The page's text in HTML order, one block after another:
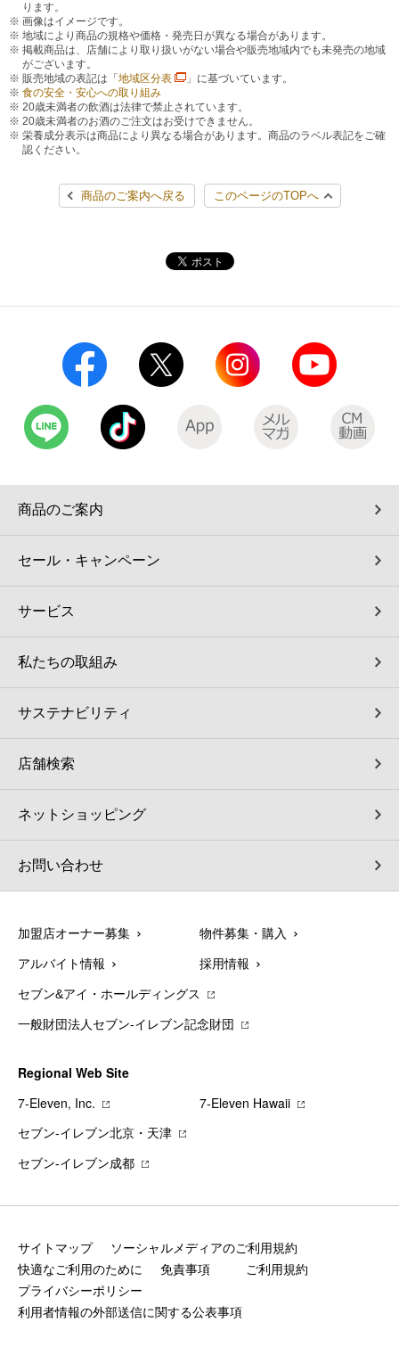
プリペイドサービス
スポーツ振興くじ
行政サービス
スマホプリペイド
レジでApple Accountにチャージ
オンラインフォトサービス
モバイルWi-Fiバッテリーシェアリング（店舗限定）
荷物預かりサービス「ecbocloakエクボクローク」（店舗限定）
JTB
売上高、店舗数推移
セブン‐イレブンの海外事業
データで見るセブン‐イレブン
セブン‐イレブンの「商品力」
サステナビリティニュース
サステナビリティレポート
報告書ライブラリー
English (Services)
中文[繁體字](服務)
简体中文(服务)
한국어(서비스)
ภาษาไทย(บริการ)
ります。
画像はイメージです。
地域により商品の規格や価格・発売日が異なる場合があります。
掲載商品は、店舗により取り扱いがない場合や販売地域内でも未発売の地域
がございます。
販売地域の表記は「 地域区分表
」に基づいています。
食の安全・安心への取り組み
20歳未満者の飲酒は法律で禁止されています。
20歳未満者のお酒のご注文はお受けできません。
栄養成分表示は商品により異なる場合があります。商品のラベル表記をご確
認ください。
商品のご案内へ戻る このページのTOPへ
商品のご案内
セール・キャンペーン
サービス
私たちの取組み
サステナビリティ
店舗検索
ネットショッピング
お問い合わせ
加盟店オーナー募集 物件募集・購入
アルバイト情報 採用情報
セブン&アイ・ホールディングス
一般財団法人セブン-イレブン記念財団
Regional Web Site
7‐Eleven, Inc.
7‐Eleven Hawaii
セブン‐イレブン北京・天津
セブン‐イレブン成都
サイトマップ
ソーシャルメディアのご利用規約
快適なご利用のために
免責事項
ご利用規約
プライバシーポリシー
利用者情報の外部送信に関する公表事項